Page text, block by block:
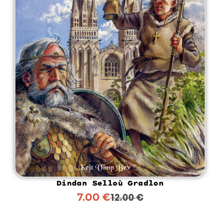
Dindan Selloù Gradlon
12.00€
7.00 €